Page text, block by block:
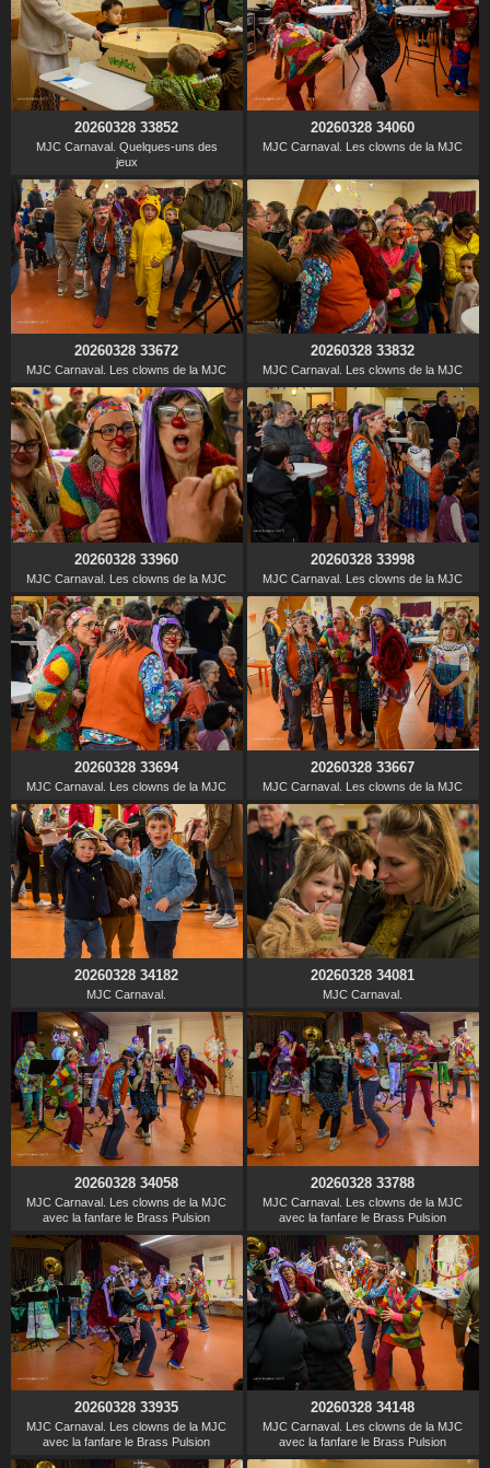
20260328 33852
MJC Carnaval. Quelques-uns des
jeux
20260328 34060
MJC Carnaval. Les clowns de la MJC
20260328 33672
MJC Carnaval. Les clowns de la MJC
20260328 33832
MJC Carnaval. Les clowns de la MJC
20260328 33960
MJC Carnaval. Les clowns de la MJC
20260328 33998
MJC Carnaval. Les clowns de la MJC
20260328 33694
MJC Carnaval. Les clowns de la MJC
20260328 33667
MJC Carnaval. Les clowns de la MJC
20260328 34182
MJC Carnaval.
20260328 34081
MJC Carnaval.
20260328 34058
MJC Carnaval. Les clowns de la MJC
avec la fanfare le Brass Pulsion
20260328 33788
MJC Carnaval. Les clowns de la MJC
avec la fanfare le Brass Pulsion
20260328 33935
MJC Carnaval. Les clowns de la MJC
avec la fanfare le Brass Pulsion
20260328 34148
MJC Carnaval. Les clowns de la MJC
avec la fanfare le Brass Pulsion